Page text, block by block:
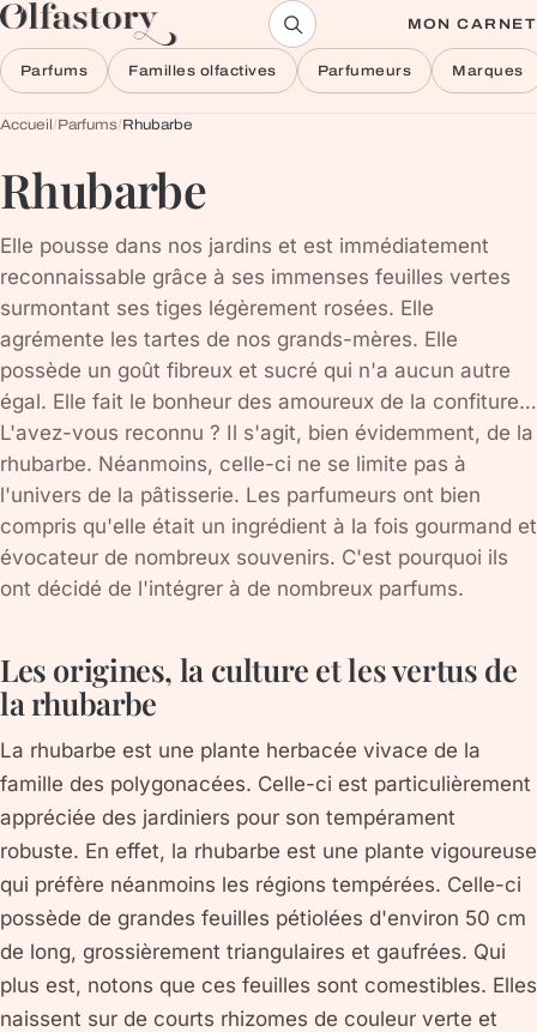
Aller au contenu MON CARNET
Parfums Familles olfactives Parfumeurs Marques
Accueil/Parfums/Rhubarbe
Rhubarbe
Elle pousse dans nos jardins et est immédiatement
reconnaissable grâce à ses immenses feuilles vertes
surmontant ses tiges légèrement rosées. Elle
agrémente les tartes de nos grands-mères. Elle
possède un goût fibreux et sucré qui n'a aucun autre
égal. Elle fait le bonheur des amoureux de la confiture…
L'avez-vous reconnu ? Il s'agit, bien évidemment, de la
rhubarbe. Néanmoins, celle-ci ne se limite pas à
l'univers de la pâtisserie. Les parfumeurs ont bien
compris qu'elle était un ingrédient à la fois gourmand et
évocateur de nombreux souvenirs. C'est pourquoi ils
ont décidé de l'intégrer à de nombreux parfums.
Les origines, la culture et les vertus de
la rhubarbe
La rhubarbe est une plante herbacée vivace de la
famille des polygonacées. Celle-ci est particulièrement
appréciée des jardiniers pour son tempérament
robuste. En effet, la rhubarbe est une plante vigoureuse
qui préfère néanmoins les régions tempérées. Celle-ci
possède de grandes feuilles pétiolées d'environ 50 cm
de long, grossièrement triangulaires et gaufrées. Qui
plus est, notons que ces feuilles sont comestibles. Elles
naissent sur de courts rhizomes de couleur verte et